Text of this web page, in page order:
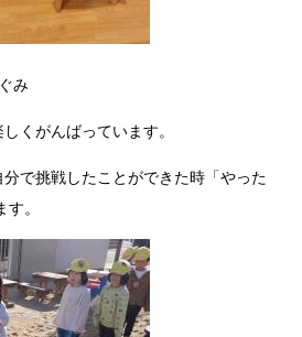
み
くがんばっています。
で挑戦したことができた時「やった
。